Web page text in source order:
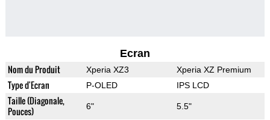
Ecran
Nom du Produit Xperia XZ3 Xperia XZ Premium
Type d'Ecran P-OLED IPS LCD
Taille (Diagonale,
Pouces)
6" 5.5"